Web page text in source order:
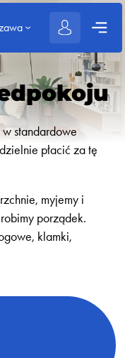
standardowe
płacić za tę
myjemy i
porządek.
klamki,